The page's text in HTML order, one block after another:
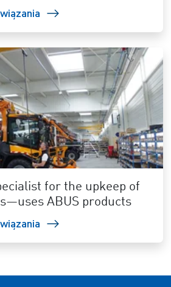
for the upkeep of
ABUS products